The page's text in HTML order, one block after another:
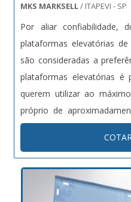
MKS MARKSELL/ ITAPEVI - SP
Por aliar confiabilidade,
plataformas elevatórias de
são consideradas a
plataformas elevatórias é
querem utilizar ao
próprio de
trabalham
paletizadas como para
algumas das principais ...